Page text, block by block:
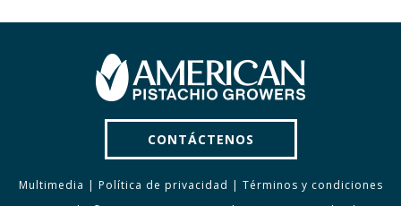
CONTÁCTENOS
Multimedia | Política de privacidad | Términos y condiciones